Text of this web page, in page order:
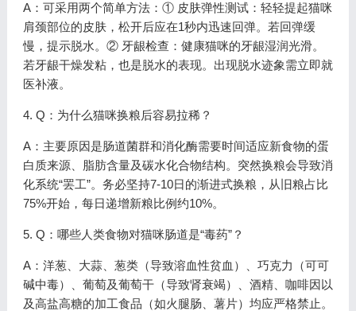
A：可采用两个简单方法：① 皮肤弹性测试：轻轻提起猫咪
肩颈部位的皮肤，松开后应在1秒内迅速回弹。若回弹缓
慢，提示脱水。② 牙龈检查：健康猫咪的牙龈湿润光滑。
若牙龈干燥发粘，也是脱水的表现。出现脱水迹象需立即就
医补液。
4. Q：为什么猫咪换粮后容易拉稀？
A：主要原因是肠道菌群和消化酶需要时间适应新食物的蛋
白质来源、脂肪含量及碳水化合物结构。突然换粮会导致消
化系统“罢工”。务必坚持7-10日的渐进式换粮，从旧粮占比
75%开始，每日递增新粮比例约10%。
5. Q：哪些人类食物对猫咪肠道是“毒药”？
A：洋葱、大蒜、葱类（导致溶血性贫血）、巧克力（可可
碱中毒）、葡萄及葡萄干（导致肾衰竭）、酒精、咖啡因以
及高盐高糖的加工食品（如火腿肠、薯片）均应严格禁止。